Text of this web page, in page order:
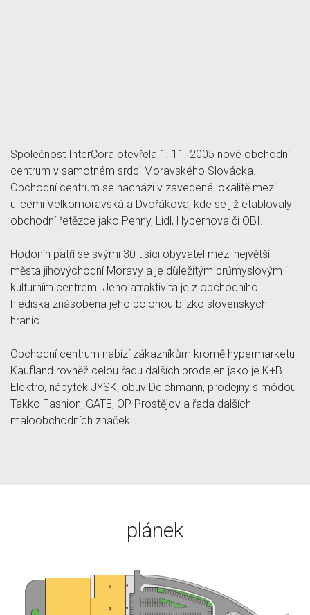
Společnost InterCora otevřela 1. 11. 2005 nové obchodní
centrum v samotném srdci Moravského Slovácka.
Obchodní centrum se nachází v zavedené lokalitě mezi
ulicemi Velkomoravská a Dvořákova, kde se již etablovaly
obchodní řetězce jako Penny, Lidl, Hypernova či OBI.
Hodonín patří se svými 30 tisíci obyvatel mezi největší
města jihovýchodní Moravy a je důležitým průmyslovým i
kulturním centrem. Jeho atraktivita je z obchodního
hlediska znásobena jeho polohou blízko slovenských
hranic.
Obchodní centrum nabízí zákazníkům kromě hypermarketu
Kaufland rovněž celou řadu dalších prodejen jako je K+B
Elektro, nábytek JYSK, obuv Deichmann, prodejny s módou
Takko Fashion, GATE, OP Prostějov a řada dalších
maloobchodních značek.
plánek